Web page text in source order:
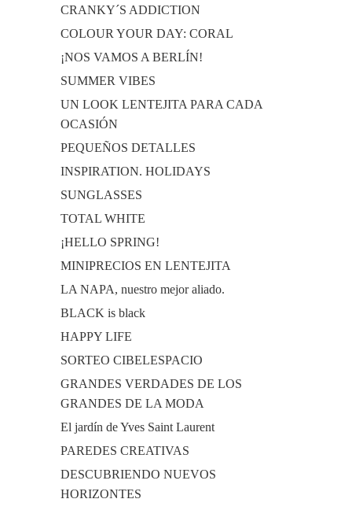
CRANKY´S ADDICTION
COLOUR YOUR DAY: CORAL
¡NOS VAMOS A BERLÍN!
SUMMER VIBES
UN LOOK LENTEJITA PARA CADA
OCASIÓN
PEQUEÑOS DETALLES
INSPIRATION. HOLIDAYS
SUNGLASSES
TOTAL WHITE
¡HELLO SPRING!
MINIPRECIOS EN LENTEJITA
LA NAPA, nuestro mejor aliado.
BLACK is black
HAPPY LIFE
SORTEO CIBELESPACIO
GRANDES VERDADES DE LOS
GRANDES DE LA MODA
El jardín de Yves Saint Laurent
PAREDES CREATIVAS
DESCUBRIENDO NUEVOS
HORIZONTES